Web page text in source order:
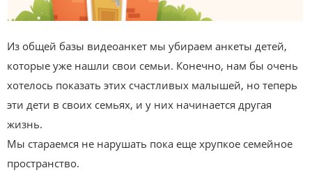
Из общей базы видеоанкет мы убираем анкеты детей,
которые уже нашли свои семьи. Конечно, нам бы очень
хотелось показать этих счастливых малышей, но теперь
эти дети в своих семьях, и у них начинается другая
жизнь.
Мы стараемся не нарушать пока еще хрупкое семейное
пространство.